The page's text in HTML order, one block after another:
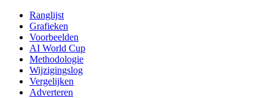
Ranglijst
Grafieken
Voorbeelden
AI World Cup
Methodologie
Wijzigingslog
Vergelijken
Adverteren